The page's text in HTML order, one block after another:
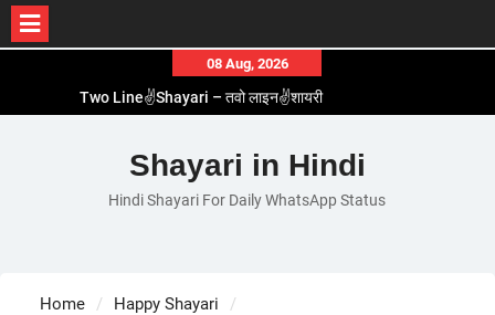
content
08 Aug, 2026
Two Line✌️Shayari – तवो लाइन✌️शायरी
Romantic Love😽Status – रोमांटिक लव😽स्टेटस
Love🥳Poetry In Hindi – लव🥳पोएट्री इन हिंदी
1 Line☝️Shayari In Hindi – १ लाइन☝️शायरी इन हिंदी
Shayari in Hindi
Hindi Shayari For Daily WhatsApp Status
Home
Happy Shayari